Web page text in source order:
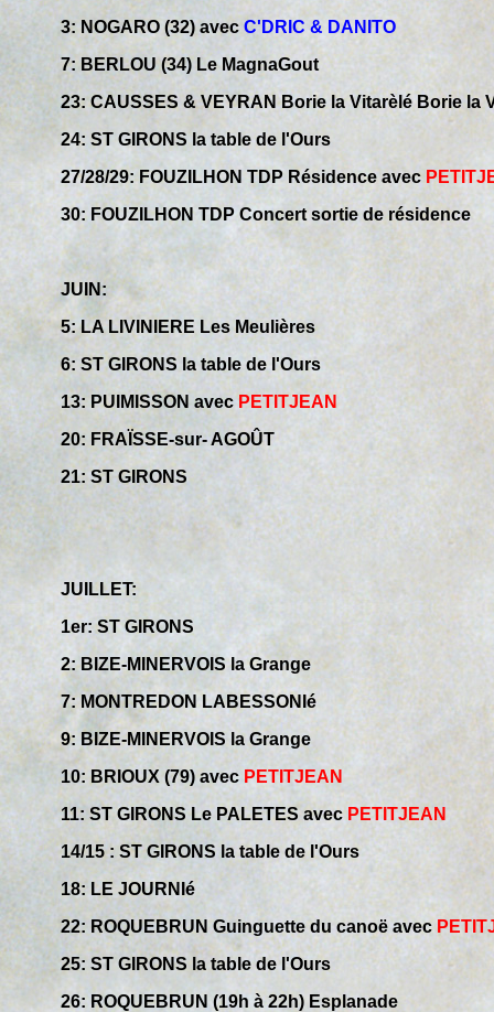
3: NOGARO (32) avec C'DRIC & DANITO
7: BERLOU (34) Le MagnaGout
23: CAUSSES & VEYRAN Borie la Vitarèlé Borie la
24: ST GIRONS la table de l'Ours
27/28/29: FOUZILHON TDP Résidence avec
30: FOUZILHON TDP Concert sortie de résidence
JUIN:
5: LA LIVINIERE Les Meulières
6: ST GIRONS la table de l'Ours
13: PUIMISSON avecPETITJEAN
20: FRAÏSSE-sur- AGOÛT
21: ST GIRONS
JUILLET:
1er: ST GIRONS
2: BIZE-MINERVOIS la Grange
7: MONTREDON LABESSONIé
9: BIZE-MINERVOIS la Grange
10: BRIOUX (79) avec PETITJEAN
11: ST GIRONS Le PALETES avec PETITJEAN
14/15 : ST GIRONS la table de l'Ours
18: LE JOURNIé
22: ROQUEBRUN Guinguette du canoë avec
25: ST GIRONS la table de l'Ours
26: ROQUEBRUN (19h à 22h) Esplanade